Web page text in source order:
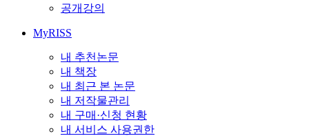
공개강의
MyRISS
내 추천논문
내 책장
내 최근 본 논문
내 저작물관리
내 구매·신청 현황
내 서비스 사용권한